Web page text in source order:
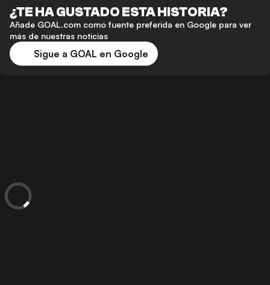
¿TE HA GUSTADO ESTA HISTORIA?
Añade GOAL.com como fuente preferida en Google para ver
más de nuestras noticias
Sigue a GOAL en Google